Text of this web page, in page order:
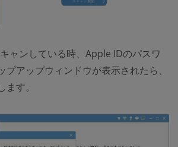
ャンしている時、Apple IDのパスワ
プアップウィンドウが表示されたら、
す。